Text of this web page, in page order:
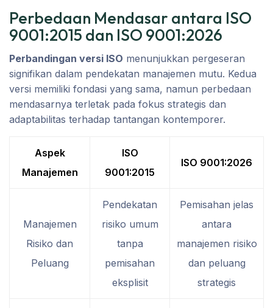
Perbedaan Mendasar antara ISO
9001:2015 dan ISO 9001:2026
Perbandingan versi ISO menunjukkan pergeseran
signifikan dalam pendekatan manajemen mutu. Kedua
versi memiliki fondasi yang sama, namun perbedaan
mendasarnya terletak pada fokus strategis dan
adaptabilitas terhadap tantangan kontemporer.
Aspek
Manajemen
ISO
9001:2015
ISO 9001:2026
Manajemen
Risiko dan
Peluang
Pendekatan
risiko umum
tanpa
pemisahan
eksplisit
Pemisahan jelas
antara
manajemen risiko
dan peluang
strategis